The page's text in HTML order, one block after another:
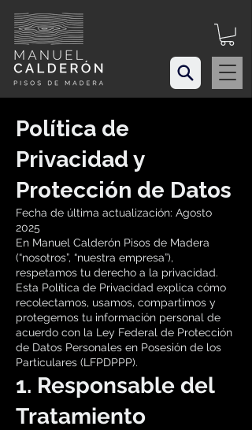
Política de
Privacidad y
Protección de Datos
Fecha de última actualización: Agosto
2025
En Manuel Calderón Pisos de Madera
(“nosotros”, “nuestra empresa”),
respetamos tu derecho a la privacidad.
Esta Política de Privacidad explica cómo
recolectamos, usamos, compartimos y
protegemos tu información personal de
acuerdo con la Ley Federal de Protección
de Datos Personales en Posesión de los
Particulares (LFPDPPP).
1. Responsable del
Tratamiento